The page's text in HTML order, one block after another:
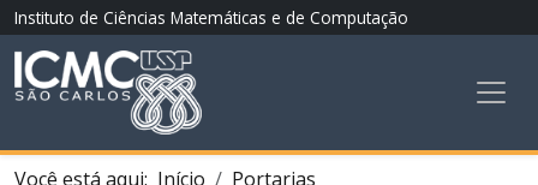
Instituto de Ciências Matemáticas e de Computação
Você está aqui: Início
Portarias